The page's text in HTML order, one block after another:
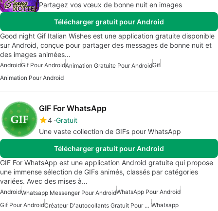
Partagez vos vœux de bonne nuit en images
Télécharger gratuit pour Android
Good night Gif Italian Wishes est une application gratuite disponible
sur Android, conçue pour partager des messages de bonne nuit et
des images animées…
AndroidGif Pour AndroidAnimation Gratuite Pour AndroidGif
Animation Pour Android
GIF For WhatsApp
4 Gratuit
Une vaste collection de GIFs pour WhatsApp
Télécharger gratuit pour Android
GIF For WhatsApp est une application Android gratuite qui propose
une immense sélection de GIFs animés, classés par catégories
variées. Avec des mises à…
AndroidWhatsapp Messenger Pour AndroidWhatsApp Pour Android
Gif Pour Android
Créateur D'autocollants Gratuit Pour Android Whatsapp